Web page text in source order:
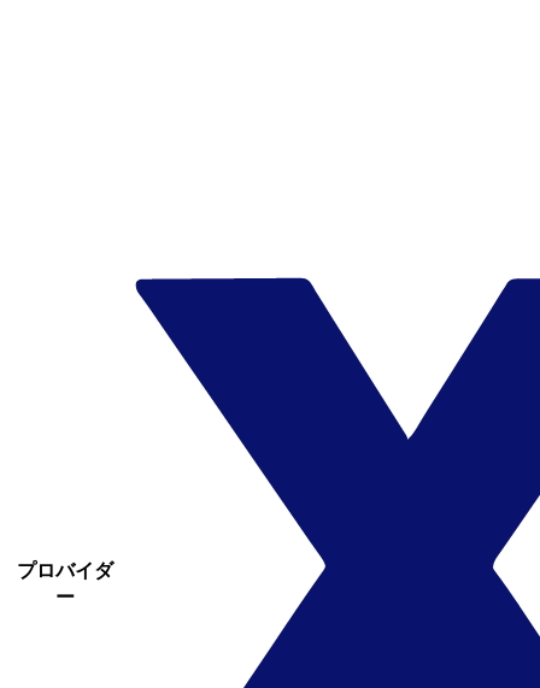
プロバイダ
ー